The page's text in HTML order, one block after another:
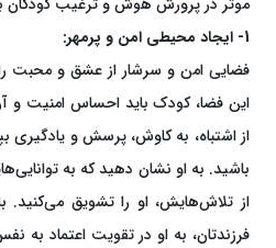
1- ایجاد محیطی امن و پرمهر:
فضایی امن و سرشار از عشق و محبت را
این فضا، کودک باید احساس امنیت و
از اشتباه، به کاوش، پرسش و یادگیری
باشید. به او نشان دهید که به
از تلاش‌هایش، او را تشویق می‌کنید.
فرزندتان، به او در تقویت اعتماد به